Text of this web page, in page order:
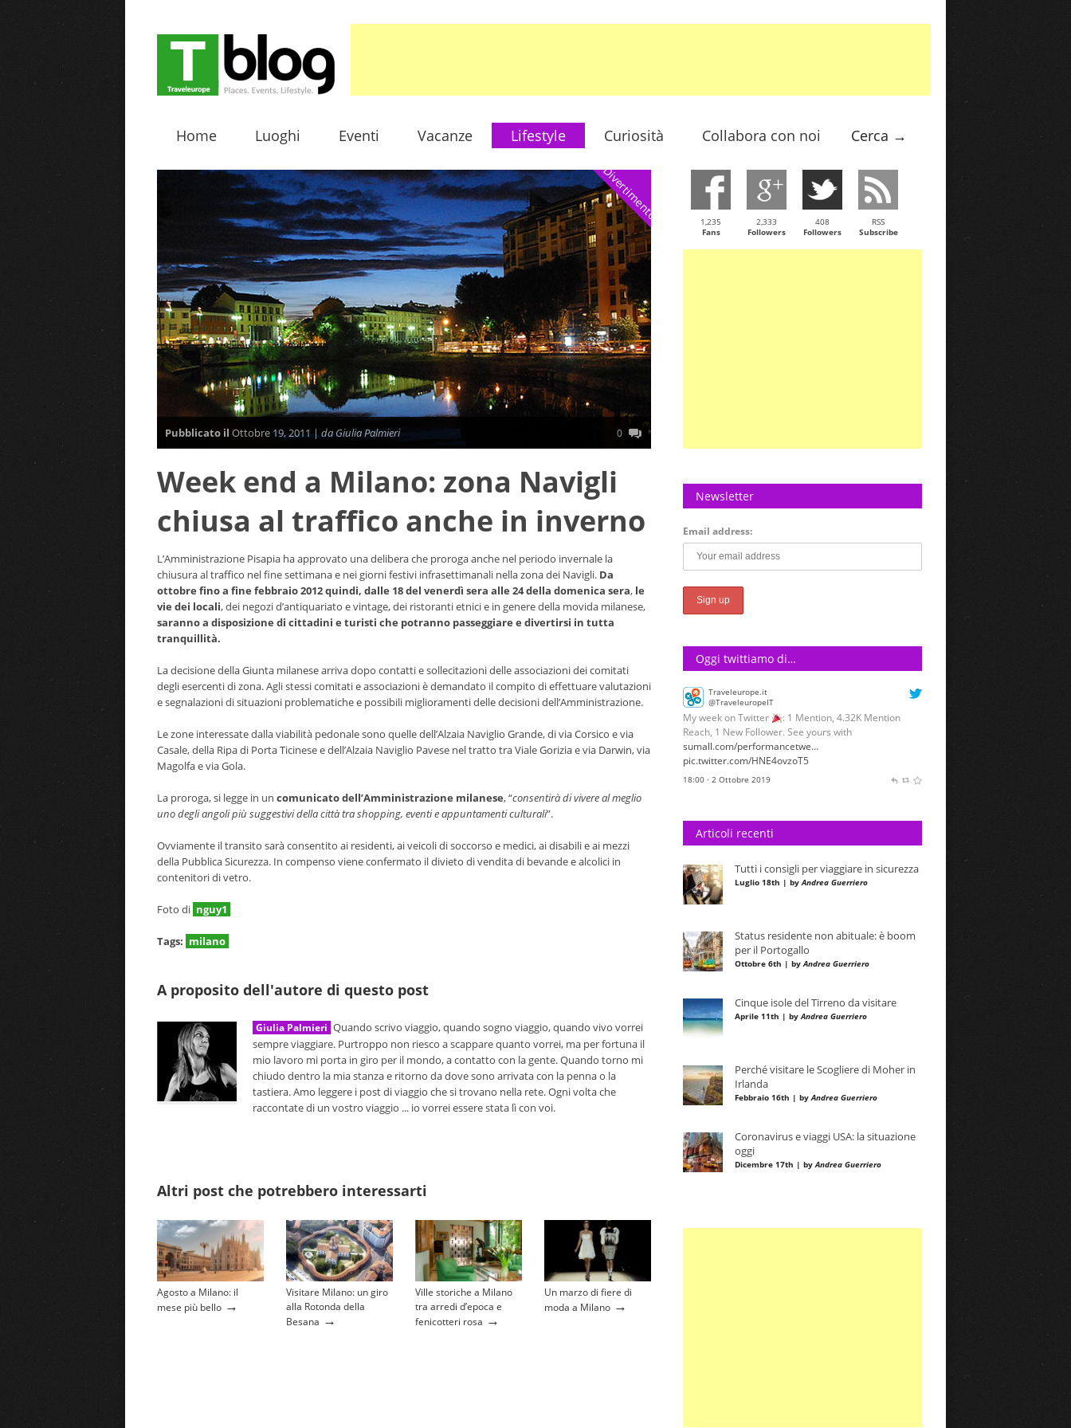
Home Luoghi Eventi Vacanze Lifestyle Curiosità Collabora con noi Cerca →
Divertimento
Pubblicato il Ottobre 19, 2011 |da Giulia Palmieri 0
Week end a Milano: zona Navigli
chiusa al traffico anche in inverno
L’Amministrazione Pisapia ha approvato una delibera che proroga anche nel periodo invernale la
chiusura al traffico nel fine settimana e nei giorni festivi infrasettimanali nella zona dei Navigli. Da
ottobre fino a fine febbraio 2012 quindi, dalle 18 del venerdì sera alle 24 della domenica sera, le
vie dei locali, dei negozi d’antiquariato e vintage, dei ristoranti etnici e in genere della movida milanese,
saranno a disposizione di cittadini e turisti che potranno passeggiare e divertirsi in tutta
tranquillità.
La decisione della Giunta milanese arriva dopo contatti e sollecitazioni delle associazioni dei comitati
degli esercenti di zona. Agli stessi comitati e associazioni è demandato il compito di effettuare valutazioni
e segnalazioni di situazioni problematiche e possibili miglioramenti delle decisioni dell’Amministrazione.
Le zone interessate dalla viabilità pedonale sono quelle dell’Alzaia Naviglio Grande, di via Corsico e via
Casale, della Ripa di Porta Ticinese e dell’Alzaia Naviglio Pavese nel tratto tra Viale Gorizia e via Darwin, via
Magolfa e via Gola.
La proroga, si legge in un comunicato dell’Amministrazione milanese, “consentirà di vivere al meglio
uno degli angoli più suggestivi della città tra shopping, eventi e appuntamenti culturali”.
Ovviamente il transito sarà consentito ai residenti, ai veicoli di soccorso e medici, ai disabili e ai mezzi
della Pubblica Sicurezza. In compenso viene confermato il divieto di vendita di bevande e alcolici in
contenitori di vetro.
Foto di nguy1
Tags: milano
A proposito dell'autore di questo post
Giulia Palmieri Quando scrivo viaggio, quando sogno viaggio, quando vivo vorrei
sempre viaggiare. Purtroppo non riesco a scappare quanto vorrei, ma per fortuna il
mio lavoro mi porta in giro per il mondo, a contatto con la gente. Quando torno mi
chiudo dentro la mia stanza e ritorno da dove sono arrivata con la penna o la
tastiera. Amo leggere i post di viaggio che si trovano nella rete. Ogni volta che
raccontate di un vostro viaggio ... io vorrei essere stata lì con voi.
Altri post che potrebbero interessarti
Agosto a Milano: il
mese più bello →
Visitare Milano: un giro
alla Rotonda della
Besana →
Ville storiche a Milano
tra arredi d’epoca e
fenicotteri rosa →
Un marzo di fiere di
moda a Milano →
1,235
Fans
2,333
Followers
408
Followers
RSS
Subscribe
Newsletter
Email address:
Oggi twittiamo di…
@TraveleuropeIT
My week on Twitter
: 1 Mention, 4.32K Mention
Reach, 1 New Follower. See yours with
sumall.com/performancetwe…
pic.twitter.com/HNE4ovzoT5
18:00 · 2 Ottobre 2019
Traveleurope.it
@TraveleuropeIT
My week on Twitter
: 1 Mention, 1.95K Mention
Reach. See yours with
sumall.com/performancetwe…
Articoli recenti
Tutti i consigli per viaggiare in sicurezza
Luglio 18th | byAndrea Guerriero
Status residente non abituale: è boom
per il Portogallo
Ottobre 6th | byAndrea Guerriero
Cinque isole del Tirreno da visitare
Aprile 11th | byAndrea Guerriero
Perché visitare le Scogliere di Moher in
Irlanda
Febbraio 16th | byAndrea Guerriero
Coronavirus e viaggi USA: la situazione
oggi
Dicembre 17th | byAndrea Guerriero